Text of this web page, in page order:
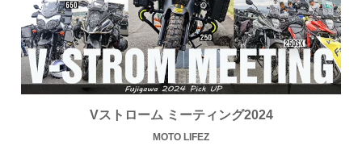
Vストローム ミーティング2024
MOTO LIFEZ